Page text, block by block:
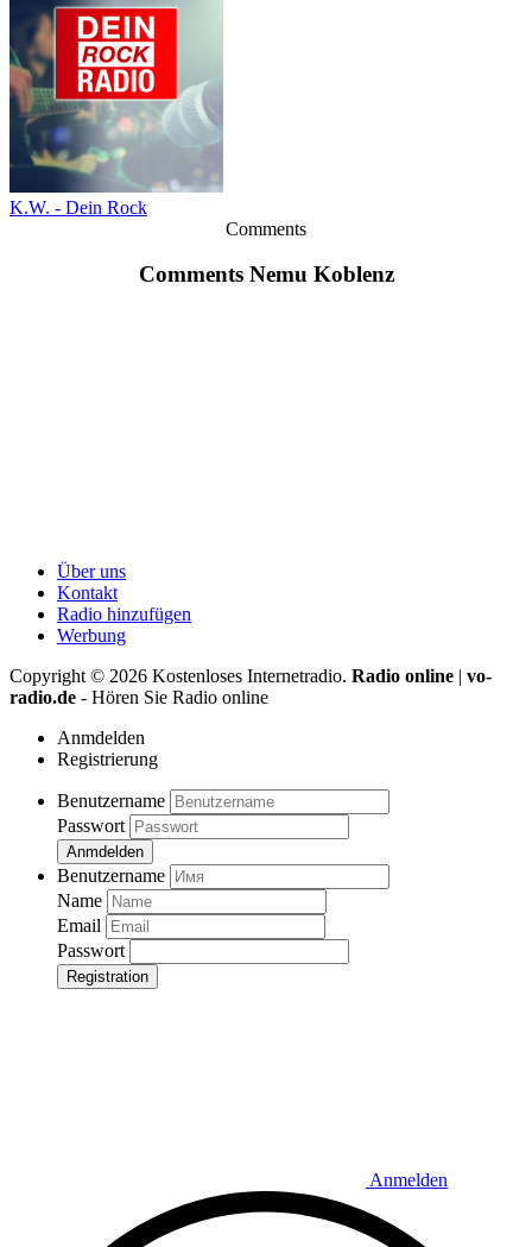
K.W. - Dein Rock
Comments
Comments Nemu Koblenz
Über uns
Kontakt
Radio hinzufügen
Werbung
Copyright © 2026 Kostenloses Internetradio. Radio online | vo-
radio.de - Hören Sie Radio online
Anmdelden
Registrierung
Benutzername
Passwort
Anmdelden
Benutzername
Name
Email
Passwort
Registration
Anmelden